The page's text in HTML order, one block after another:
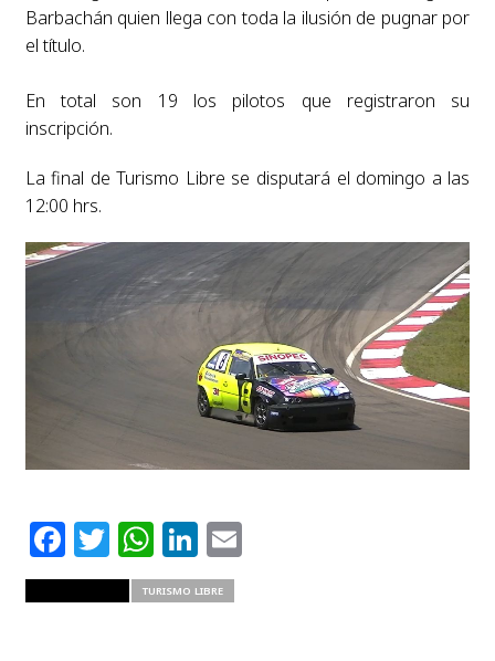
Barbachán quien llega con toda la ilusión de pugnar por
el título.
En total son 19 los pilotos que registraron su
inscripción.
La final de Turismo Libre se disputará el domingo a las
12:00 hrs.
Facebook
Twitter
WhatsApp
LinkedIn
Email
TURISMO LIBRE